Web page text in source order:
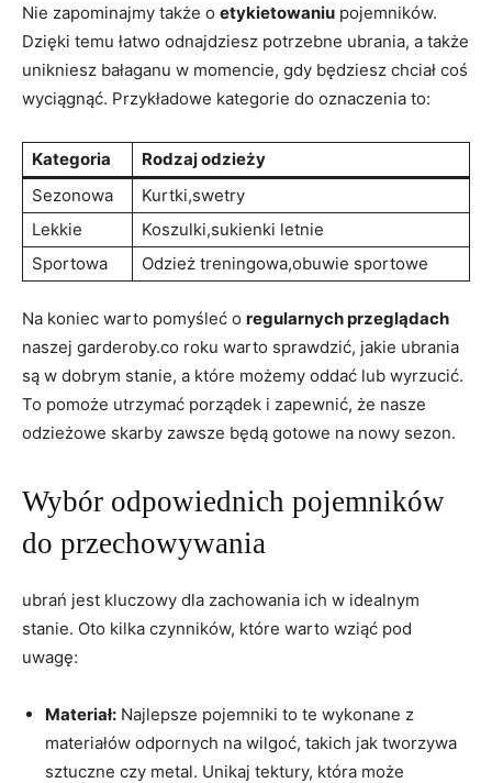
Nie zapominajmy także o etykietowaniu pojemników.
Dzięki temu łatwo odnajdziesz potrzebne ubrania, a także
unikniesz bałaganu w momencie, gdy będziesz chciał coś
wyciągnąć. Przykładowe kategorie do oznaczenia to:
Kategoria
Rodzaj odzieży
Sezonowa
Kurtki,swetry
Lekkie
Koszulki,sukienki letnie
Sportowa
Odzież treningowa,obuwie sportowe
Na koniec warto pomyśleć o regularnych przeglądach
naszej garderoby.co roku warto sprawdzić, jakie ubrania
są w dobrym stanie, a które możemy oddać lub wyrzucić.
To pomoże utrzymać porządek i zapewnić, że nasze
odzieżowe skarby zawsze będą gotowe na nowy sezon.
Wybór odpowiednich pojemników
do przechowywania
ubrań jest kluczowy dla zachowania ich w idealnym
stanie. Oto kilka czynników, które warto wziąć pod
uwagę:
Materiał: Najlepsze pojemniki to te wykonane z
materiałów odpornych na wilgoć, takich jak tworzywa
sztuczne czy metal. Unikaj tektury, która może